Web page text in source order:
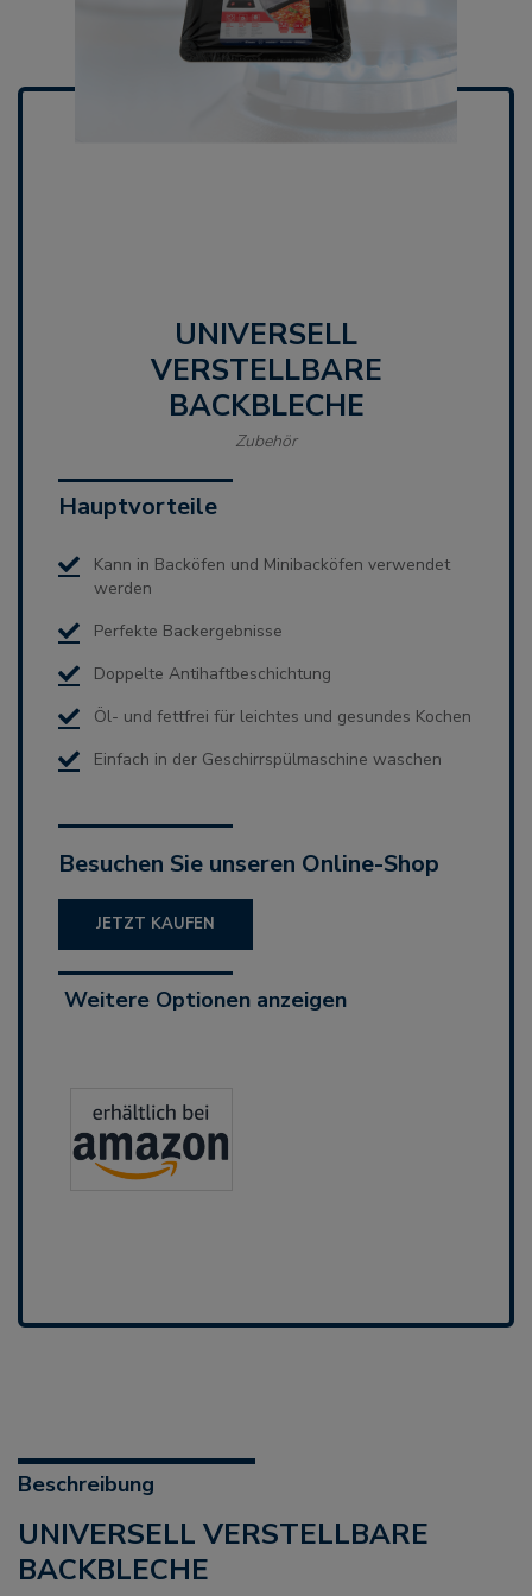
UNIVERSELL
VERSTELLBARE
BACKBLECHE
Zubehör
Hauptvorteile
Kann in Backöfen und Minibacköfen verwendet
werden
Perfekte Backergebnisse
Doppelte Antihaftbeschichtung
Öl- und fettfrei für leichtes und gesundes Kochen
Einfach in der Geschirrspülmaschine waschen
Besuchen Sie unseren Online-Shop
JETZT KAUFEN
Weitere Optionen anzeigen
Beschreibung
UNIVERSELL VERSTELLBARE
BACKBLECHE